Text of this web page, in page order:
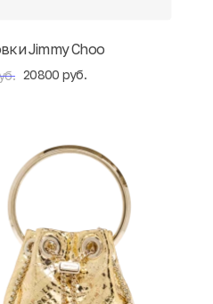
Jimmy Choo
20800 руб.